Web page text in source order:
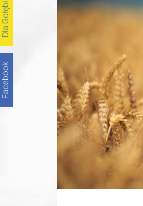
Facebook
Dla Gołębi